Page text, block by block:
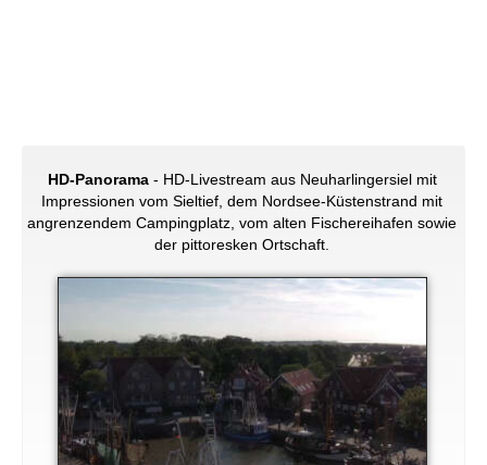
HD-Panorama- HD-Livestream aus Neuharlingersiel mit
Impressionen vom Sieltief, dem Nordsee-Küstenstrand mit
angrenzendem Campingplatz, vom alten Fischereihafen sowie
der pittoresken Ortschaft.